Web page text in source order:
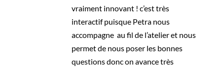
vraiment innovant ! c’est très
interactif puisque Petra nous
accompagne au fil de l’atelier et nous
permet de nous poser les bonnes
questions donc on avance très